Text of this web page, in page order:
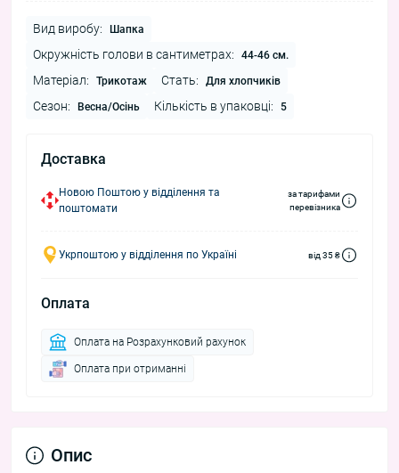
Вид виробу: Шапка
Окружність голови в сантиметрах: 44-46 см.
Матеріал: Трикотаж Стать: Для хлопчиків
Сезон: Весна/Осінь Кількість в упаковці: 5
Доставка
Новою Поштою у відділення та
поштомати
за тарифами
перевізника
Укрпоштою у відділення по Україні від 35 ₴
Оплата
Оплата на Розрахунковий рахунок
Оплата при отриманні
Опис